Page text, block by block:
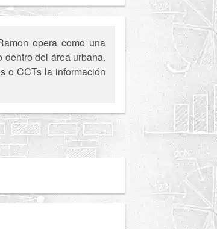
opera como una
del área urbana.
o CCTs la información